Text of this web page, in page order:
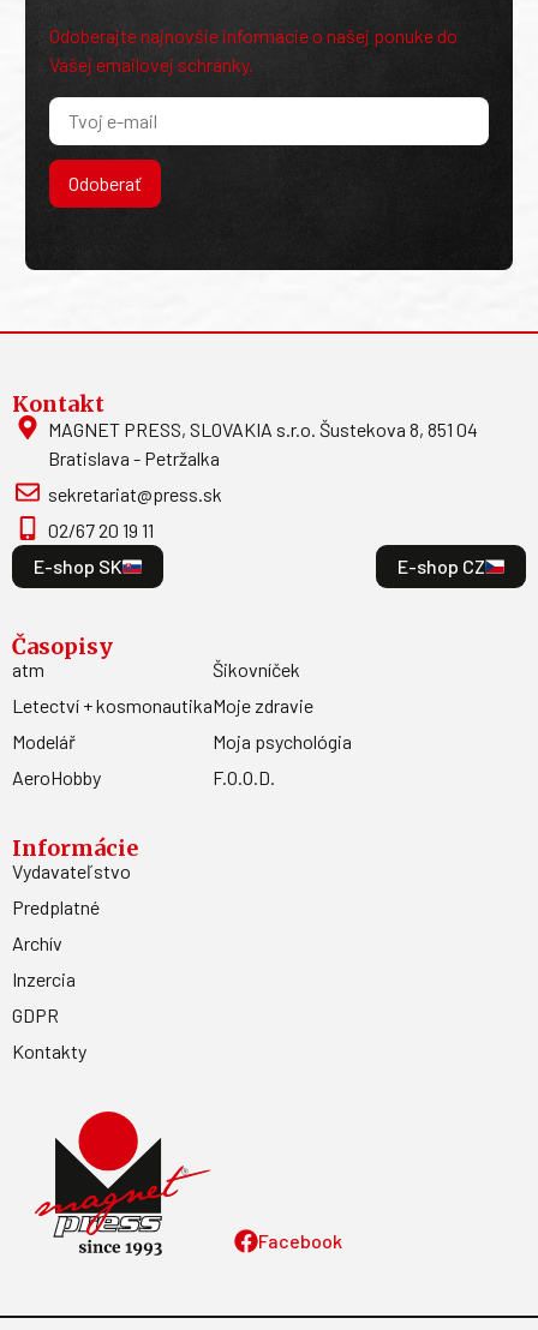
Odoberajte najnovšie informácie o našej ponuke do
Vašej emailovej schránky.
Odoberať
Facebook
Kontakt
MAGNET PRESS, SLOVAKIA s.r.o. Šustekova 8, 851 04
Bratislava - Petržalka
sekretariat@press.sk
02/67 20 19 11
E-shop SK
E-shop CZ
Časopisy
atm
Letectví + kosmonautika
Modelář
AeroHobby
Šikovníček
Moje zdravie
Moja psychológia
F.O.O.D.
Informácie
Vydavateľstvo
Predplatné
Archív
Inzercia
GDPR
Kontakty